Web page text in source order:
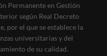
Permanente en Gestión
según Real Decreto
por el que se establece la
universitarias y del
de su calidad.